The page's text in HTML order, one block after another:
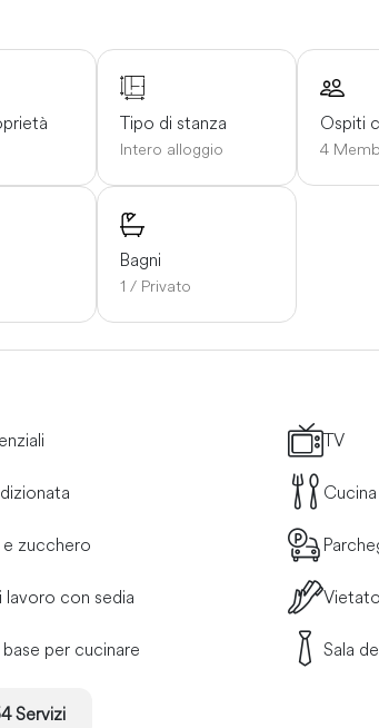
Tipo di stanza
Intero alloggio
Ospiti
4
Bagni
1 / Privato
TV
Cucina
zucchero
lavoro con sedia
per cucinare Sala
Servizi